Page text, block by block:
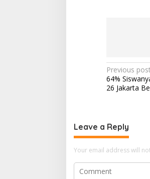
Post
Previous post
64%
26 Jakarta
Leave a Reply
Your email address will